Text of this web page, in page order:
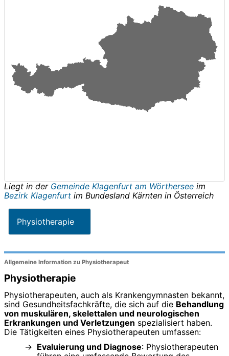
Liegt in der Gemeinde Klagenfurt am Wörthersee im
Bezirk Klagenfurt im Bundesland Kärnten in Österreich
Physiotherapie
Allgemeine Information zu Physiotherapeut
Physiotherapie
Physiotherapeuten, auch als Krankengymnasten bekannt,
sind Gesundheitsfachkräfte, die sich auf die Behandlung
von muskulären, skelettalen und neurologischen
Erkrankungen und Verletzungen spezialisiert haben.
Die Tätigkeiten eines Physiotherapeuten umfassen:
Evaluierung und Diagnose: Physiotherapeuten